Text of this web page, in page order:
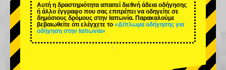
Αυτή η δραστηριότητα απαιτεί διεθνή άδεια οδήγησης
ή άλλο έγγραφο που σας επιτρέπει να οδηγείτε σε
δημόσιους δρόμους στην Ιαπωνία. Παρακαλούμε
βεβαιωθείτε ότι ελέγχετε το «Δίπλωμα οδήγησης για
οδήγηση στην Ιαπωνία»